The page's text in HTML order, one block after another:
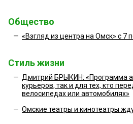
Общество
— «Взгляд из центра на Омск» с 7
Стиль жизни
— Дмитрий БРЫКИН: «Программа
курьеров, так и для тех, кто
велосипедах или автомобилях»
— Омские театры и кинотеатры